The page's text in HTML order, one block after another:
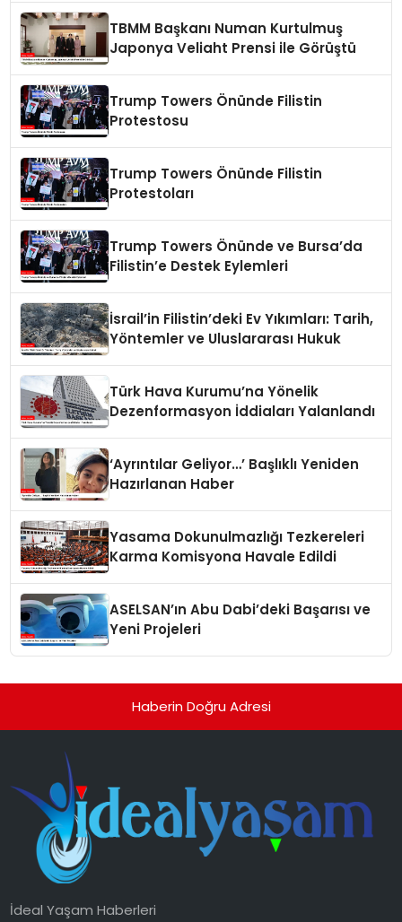
TBMM Başkanı Numan Kurtulmuş
Japonya Veliaht Prensi ile Görüştü
Trump Towers Önünde Filistin
Protestosu
Trump Towers Önünde Filistin
Protestoları
Trump Towers Önünde ve Bursa’da
Filistin’e Destek Eylemleri
İsrail’in Filistin’deki Ev Yıkımları: Tarih,
Yöntemler ve Uluslararası Hukuk
Türk Hava Kurumu’na Yönelik
Dezenformasyon İddiaları Yalanlandı
‘Ayrıntılar Geliyor…’ Başlıklı Yeniden
Hazırlanan Haber
Yasama Dokunulmazlığı Tezkereleri
Karma Komisyona Havale Edildi
ASELSAN’ın Abu Dabi’deki Başarısı ve
Yeni Projeleri
Haberin Doğru Adresi
İdeal Yaşam Haberleri